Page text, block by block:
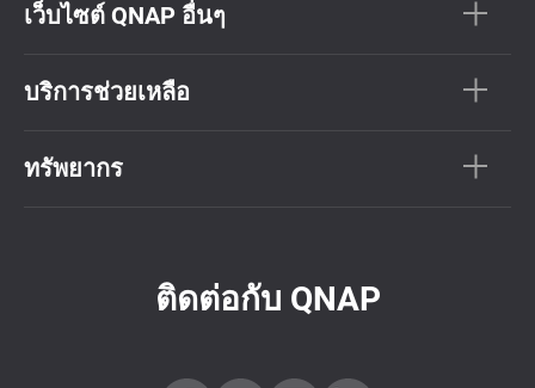
เว็บไซต์ QNAP อื่นๆ
บริการช่วยเหลือ
ทรัพยากร
ติดต่อกับ QNAP